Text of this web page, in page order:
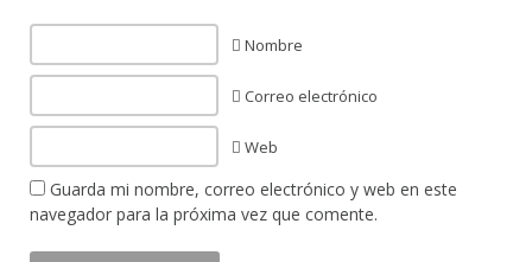
Nombre
Correo electrónico
Web
Guarda mi nombre, correo electrónico y web en este
navegador para la próxima vez que comente.